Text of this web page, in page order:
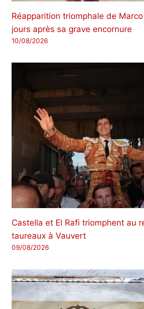
Réapparition triomphale de
jours après sa grave encornure
10/08/2026
Castella et El Rafi triomphent au
taureaux à Vauvert
09/08/2026